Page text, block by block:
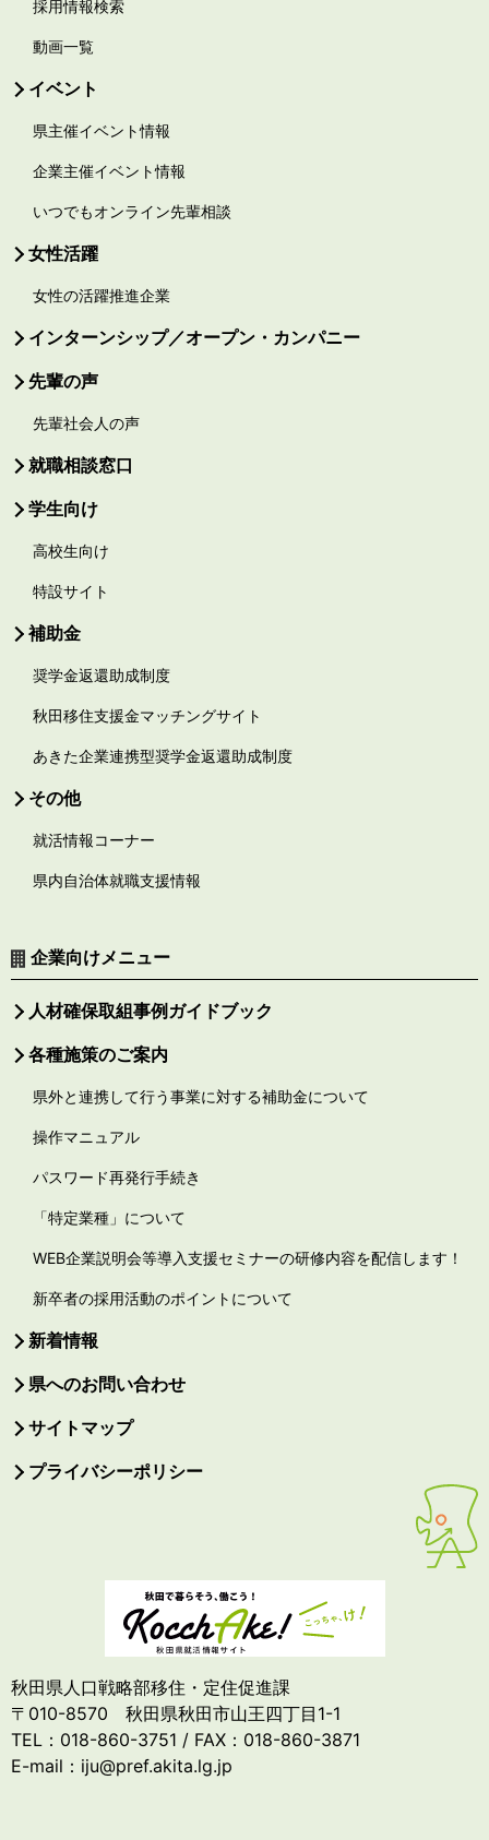
採用情報検索
動画一覧
イベント
県主催イベント情報
企業主催イベント情報
いつでもオンライン先輩相談
女性活躍
女性の活躍推進企業
インターンシップ／オープン・カンパニー
先輩の声
先輩社会人の声
就職相談窓口
学生向け
高校生向け
特設サイト
補助金
奨学金返還助成制度
秋田移住支援金マッチングサイト
あきた企業連携型奨学金返還助成制度
その他
就活情報コーナー
県内自治体就職支援情報
企業向けメニュー
人材確保取組事例ガイドブック
各種施策のご案内
県外と連携して行う事業に対する補助金について
操作マニュアル
パスワード再発行手続き
「特定業種」について
WEB企業説明会等導入支援セミナーの研修内容を配信します！
新卒者の採用活動のポイントについて
新着情報
県へのお問い合わせ
サイトマップ
プライバシーポリシー
秋田県人口戦略部移住・定住促進課
〒010-8570 秋田県秋田市山王四丁目1-1
TEL：018-860-3751 / FAX：018-860-3871
E-mail：iju@pref.akita.lg.jp